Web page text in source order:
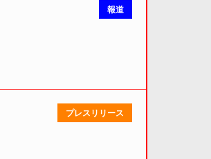
報道
プレスリリース